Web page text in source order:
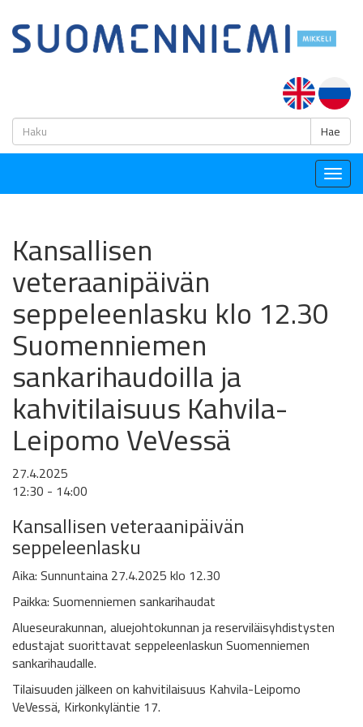
Hae
Kansallisen
veteraanipäivän
seppeleenlasku klo 12.30
Suomenniemen
sankarihaudoilla ja
kahvitilaisuus Kahvila-
Leipomo VeVessä
27.4.2025
12:30 - 14:00
Kansallisen veteraanipäivän
seppeleenlasku
Aika: Sunnuntaina 27.4.2025 klo 12.30
Paikka: Suomenniemen sankarihaudat
Alueseurakunnan, aluejohtokunnan ja reserviläisyhdistysten
edustajat suorittavat seppeleenlaskun Suomenniemen
sankarihaudalle.
Tilaisuuden jälkeen on kahvitilaisuus Kahvila-Leipomo
VeVessä, Kirkonkyläntie 17.